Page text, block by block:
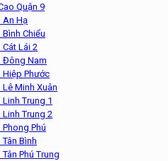
Quận 9
An Hạ
Chiểu
Lái 2
Đông Nam
Phước
Minh Xuân
Trung 1
Trung 2
Phú
Bình
Phú Trung